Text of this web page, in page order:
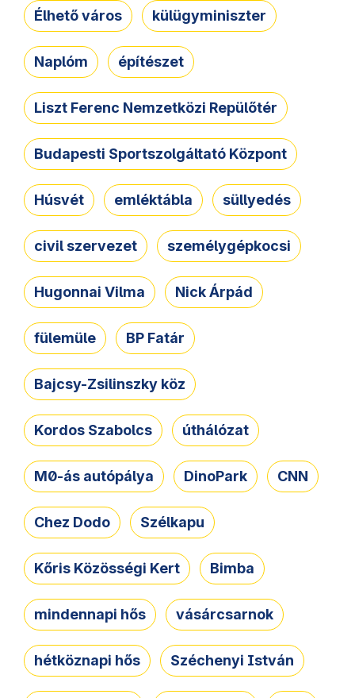
Élhető város külügyminiszter
Naplóm építészet
Liszt Ferenc Nemzetközi Repülőtér
Budapesti Sportszolgáltató Központ
Húsvét emléktábla süllyedés
civil szervezet személygépkocsi
Hugonnai Vilma Nick Árpád
fülemüle BP Fatár
Bajcsy-Zsilinszky köz
Kordos Szabolcs úthálózat
M0-ás autópálya DinoPark CNN
Chez Dodo Szélkapu
Kőris Közösségi Kert Bimba
mindennapi hős vásárcsarnok
hétköznapi hős Széchenyi István